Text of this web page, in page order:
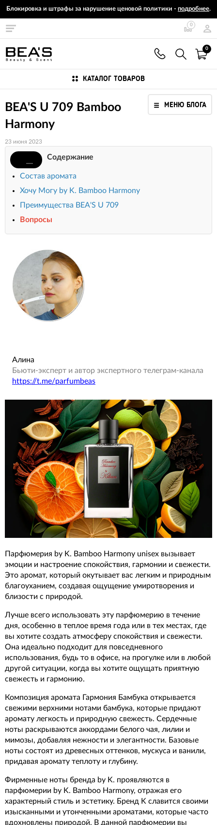
Блокировка и штрафы за нарушение ценовой политики - подробнее.
0
0
КАТАЛОГ ТОВАРОВ
МЕНЮ БЛОГА
BEA'S U 709 Bamboo
Harmony
23 июня 2023
Содержание
Состав аромата
Хочу Могу by K. Bamboo Harmony
Преимущества BEA'S U 709
Вопросы
Алина
Бьюти-эксперт и автор экспертного телеграм-канала
https://t.me/parfumbeas
Парфюмерия by K. Bamboo Harmony unisex вызывает
эмоции и настроение спокойствия, гармонии и свежести.
Это аромат, который окутывает вас легким и природным
благоуханием, создавая ощущение умиротворения и
близости с природой.
Лучше всего использовать эту парфюмерию в течение
дня, особенно в теплое время года или в тех местах, где
вы хотите создать атмосферу спокойствия и свежести.
Она идеально подходит для повседневного
использования, будь то в офисе, на прогулке или в любой
другой ситуации, когда вы хотите ощущать приятную
свежесть и гармонию.
Композиция аромата Гармония Бамбука открывается
свежими верхними нотами бамбука, которые придают
аромату легкость и природную свежесть. Сердечные
ноты раскрываются аккордами белого чая, лилии и
мимозы, добавляя нежности и элегантности. Базовые
ноты состоят из древесных оттенков, мускуса и ванили,
придавая аромату теплоту и глубину.
Фирменные ноты бренда by K. проявляются в
парфюмерии by K. Bamboo Harmony, отражая его
характерный стиль и эстетику. Бренд K славится своими
изысканными и утонченными ароматами, которые часто
вдохновлены природой. В данной парфюмерии вы